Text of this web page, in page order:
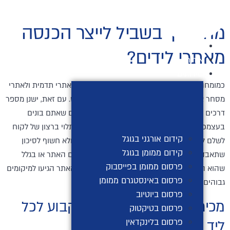
אודות
קידום אורגני בגוגל
קידום ממומן בגוגל
פרסום ממומן בפייסבוק
פרסום באינסטגרם ממומן
פרסום ביוטיוב
פרסום בטיקטוק
פרסום בלינקדאין
מה צריך בשביל לייצר הכנסה
מאתרי לידים?
כמומחה לקידום אתרים, אתם כבר יודעים לבצע לאתרי תדמית ולאתרי
מסחר אלקטרוני אופטימיזציה עבור מנועי החיפוש. עם זאת, ישנן מספר
דרכים שבהן תוכלו לייצר רווחים מאתרים מקודמים שאתם בונים
בעצמכם ולהפוך אותם למקור הכנסה רווחי שלא תלוי ברצון של לקוח
לשלם לכם ריטיינר חודשי עבור קידום האתר שלו ולא חשוף לסיכון
שתאבדו את הלקוח בחודשים הראשונים של קידום האתר או בגלל
שהוא החליט לחסוך את הריטיינר שלכם אחרי שהאתר הגיעו למיקומים
גבוהים והתחיל לייצר עבורו הכנסות.
מכירת לידים במחיר עלות קבוע לכל